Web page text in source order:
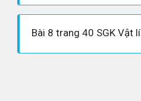
Bài 8 trang 40 SGK Vật